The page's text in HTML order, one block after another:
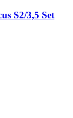
S2/3,5 Set